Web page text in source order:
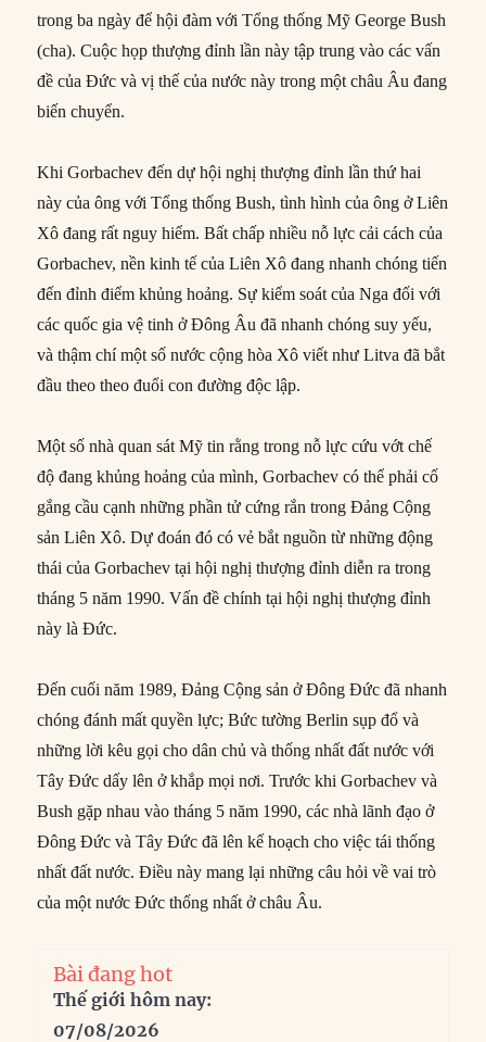
trong ba ngày để hội đàm với Tổng thống Mỹ George Bush
(cha). Cuộc họp thượng đỉnh lần này tập trung vào các vấn
đề của Đức và vị thế của nước này trong một châu Âu đang
biến chuyển.
Khi Gorbachev đến dự hội nghị thượng đỉnh lần thứ hai
này của ông với Tổng thống Bush, tình hình của ông ở Liên
Xô đang rất nguy hiểm. Bất chấp nhiều nỗ lực cải cách của
Gorbachev, nền kinh tế của Liên Xô đang nhanh chóng tiến
đến đỉnh điểm khủng hoảng. Sự kiểm soát của Nga đối với
các quốc gia vệ tinh ở Đông Âu đã nhanh chóng suy yếu,
và thậm chí một số nước cộng hòa Xô viết như Litva đã bắt
đầu theo theo đuổi con đường độc lập.
Một số nhà quan sát Mỹ tin rằng trong nỗ lực cứu vớt chế
độ đang khủng hoảng của mình, Gorbachev có thể phải cố
gắng cầu cạnh những phần tử cứng rắn trong Đảng Cộng
sản Liên Xô. Dự đoán đó có vẻ bắt nguồn từ những động
thái của Gorbachev tại hội nghị thượng đỉnh diễn ra trong
tháng 5 năm 1990. Vấn đề chính tại hội nghị thượng đỉnh
này là Đức.
Đến cuối năm 1989, Đảng Cộng sản ở Đông Đức đã nhanh
chóng đánh mất quyền lực; Bức tường Berlin sụp đổ và
những lời kêu gọi cho dân chủ và thống nhất đất nước với
Tây Đức dấy lên ở khắp mọi nơi. Trước khi Gorbachev và
Bush gặp nhau vào tháng 5 năm 1990, các nhà lãnh đạo ở
Đông Đức và Tây Đức đã lên kế hoạch cho việc tái thống
nhất đất nước. Điều này mang lại những câu hỏi về vai trò
của một nước Đức thống nhất ở châu Âu.
Bài đang hot
Thế giới hôm nay:
07/08/2026